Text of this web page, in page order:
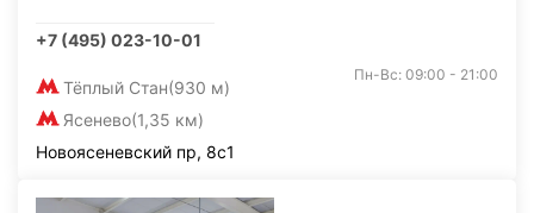
+7 (495) 023-10-01
Тёплый Стан(930 м)
Ясенево(1,35 км)
Пн-Вс: 09:00 - 21:00
Новоясеневский пр, 8с1